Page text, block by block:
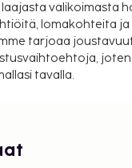
laajasta valikoimasta
lomakohteita
tarjoaa
tavalla.